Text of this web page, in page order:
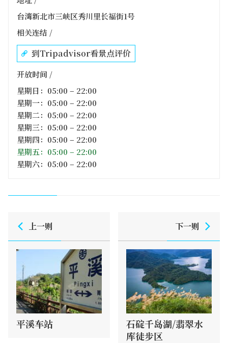
台湾新北市三峡区秀川里长福街1号
相关连结 /
到Tripadvisor看景点评价
开放时间 /
星期日：05:00 – 22:00
星期一：05:00 – 22:00
星期二：05:00 – 22:00
星期三：05:00 – 22:00
星期四：05:00 – 22:00
星期五：05:00 – 22:00
星期六：05:00 – 22:00
上一则
平溪车站
下一则
石碇千岛湖/翡翠水
库徒步区